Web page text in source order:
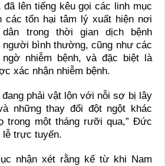
đã lên tiếng kêu gọi các linh mục
các tổn hại tâm lý xuất hiện nơi
trong thời gian dịch bệnh
bình thường, cũng như các
ngờ nhiễm bệnh, và đặc biệt là
xác nhận nhiễm bệnh.
phải vật lộn với nỗi sợ bị lây
những thay đổi đột ngột khác
trong một tháng rưỡi qua,” Đức
lễ trực tuyến.
nhận xét rằng kể từ khi Nam